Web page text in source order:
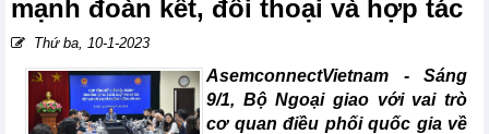
mạnh đoàn kết, đối thoại và hợp tác
Thứ ba, 10-1-2023
AsemconnectVietnam - Sáng
9/1, Bộ Ngoại giao với vai trò
cơ quan điều phối quốc gia về